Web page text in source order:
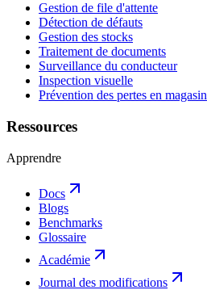
Gestion de file d'attente
Détection de défauts
Gestion des stocks
Traitement de documents
Surveillance du conducteur
Inspection visuelle
Prévention des pertes en magasin
Ressources
Apprendre
Docs
Blogs
Benchmarks
Glossaire
Académie
Journal des modifications